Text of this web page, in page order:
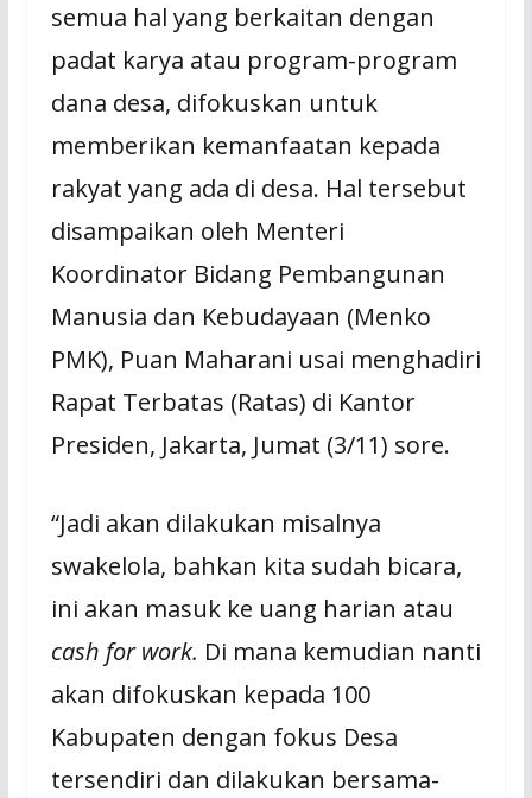
semua hal yang berkaitan dengan
padat karya atau program-program
dana desa, difokuskan untuk
memberikan kemanfaatan kepada
rakyat yang ada di desa. Hal tersebut
disampaikan oleh Menteri
Koordinator Bidang Pembangunan
Manusia dan Kebudayaan (Menko
PMK), Puan Maharani usai menghadiri
Rapat Terbatas (Ratas) di Kantor
Presiden, Jakarta, Jumat (3/11) sore.
“Jadi akan dilakukan misalnya
swakelola, bahkan kita sudah bicara,
ini akan masuk ke uang harian atau
cash for work. Di mana kemudian nanti
akan difokuskan kepada 100
Kabupaten dengan fokus Desa
tersendiri dan dilakukan bersama-